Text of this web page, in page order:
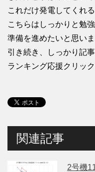
これだけ発電してくれ
こちらはしっかりと勉
準備を進めたいと思いま
引き続き、しっかり記
ランキング応援クリッ
関連記事
2号機